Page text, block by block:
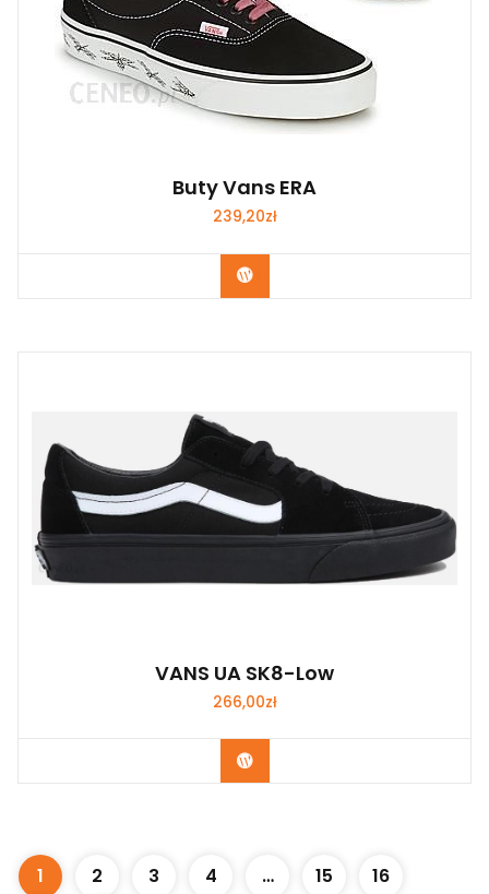
Buty Vans ERA
239,20zł
Kup Teraz
VANS UA SK8-Low
266,00zł
Kup Teraz
1 2 3 4 … 15
16